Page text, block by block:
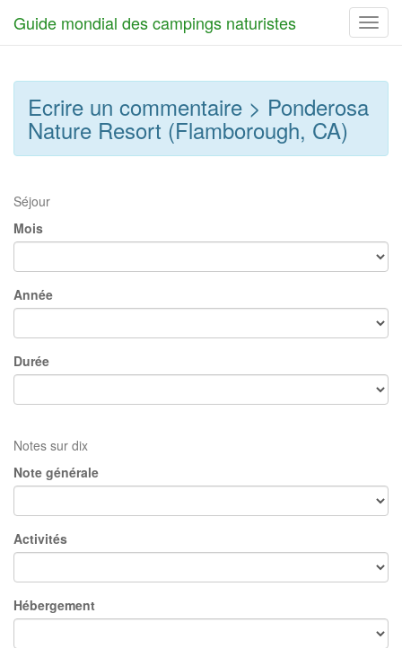
Guide mondial des campings naturistes
Ecrire un commentaire > Ponderosa
Nature Resort (Flamborough, CA)
Séjour
Mois
Année
Durée
Notes sur dix
Note générale
Activités
Hébergement